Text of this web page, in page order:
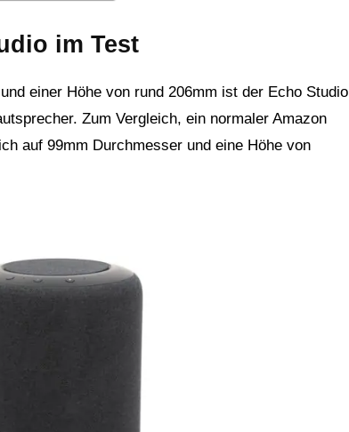
im Test
einer Höhe von rund 206mm ist der Echo Studio
Zum Vergleich, ein normaler Amazon
auf 99mm Durchmesser und eine Höhe von